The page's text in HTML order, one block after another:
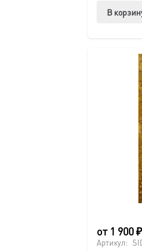
В
от 1 900₽
Артикул: